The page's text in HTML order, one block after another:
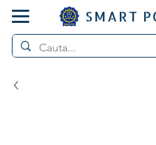
SMART